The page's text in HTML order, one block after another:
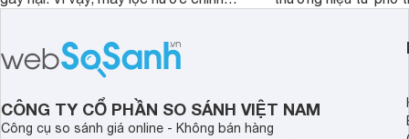
sức khỏe và đảm bảo nguồn nước
sạch cho cả gia đình.
cửa điện tử hãng
sẽ so sánh 5
Demax, Hubert và
CÔNG TY CỔ PHẦN SO SÁNH VIỆT NAM
Công cụ so sánh giá online - Không bán hàng